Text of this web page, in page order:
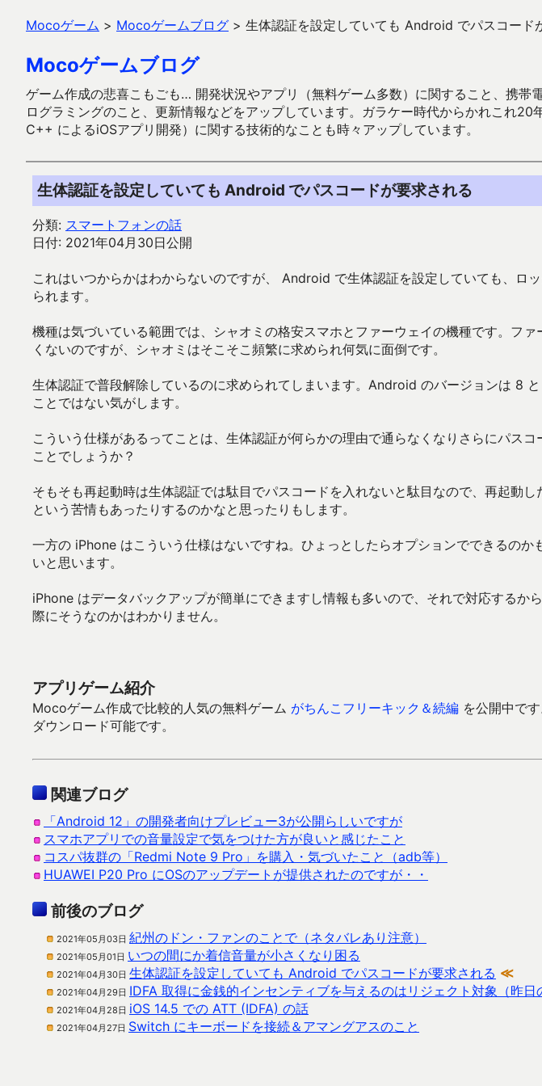
Mocoゲーム > Mocoゲームブログ > 生体認証を設定していても Android でパスコード
Mocoゲームブログ
ゲーム作成の悲喜こもごも… 開発状況やアプリ（無料ゲーム多数）に関すること、携
ログラミングのこと、更新情報などをアップしています。ガラケー時代からかれこれ
C++ によるiOSアプリ開発）に関する技術的なことも時々アップしています。
生体認証を設定していても Android でパスコードが要求される
分類: スマートフォンの話
日付: 2021年04月30日公開
これはいつからかはわからないのですが、 Android で生体認証を設定していても、ロ
られます。
機種は気づいている範囲では、シャオミの格安スマホとファーウェイの機種です。フ
くないのですが、シャオミはそこそこ頻繁に求められ何気に面倒です。
生体認証で普段解除しているのに求められてしまいます。Android のバージョンは 8
ことではない気がします。
こういう仕様があるってことは、生体認証が何らかの理由で通らなくなりさらにパス
ことでしょうか？
そもそも再起動時は生体認証では駄目でパスコードを入れないと駄目なので、再起動
という苦情もあったりするのかなと思ったりもします。
一方の iPhone はこういう仕様はないですね。ひょっとしたらオプションでできるのか
いと思います。
iPhone はデータバックアップが簡単にできますし情報も多いので、それで対応するか
際にそうなのかはわかりません。
アプリゲーム紹介
Mocoゲーム作成で比較的人気の無料ゲーム がちんこフリーキック＆続編 を公開中で
ダウンロード可能です。
関連ブログ
「Android 12」の開発者向けプレビュー3が公開らしいですが
スマホアプリでの音量設定で気をつけた方が良いと感じたこと
コスパ抜群の「Redmi Note 9 Pro」を購入・気づいたこと（adb等）
HUAWEI P20 Pro にOSのアップデートが提供されたのですが・・
前後のブログ
2021年05月03日 紀州のドン・ファンのことで（ネタバレあり注意）
2021年05月01日 いつの間にか着信音量が小さくなり困る
2021年04月30日 生体認証を設定していても Android でパスコードが要求される ≪
2021年04月29日 IDFA 取得に金銭的インセンティブを与えるのはリジェクト対象（昨日
2021年04月28日 iOS 14.5 での ATT (IDFA) の話
2021年04月27日 Switch にキーボードを接続＆アマングアスのこと